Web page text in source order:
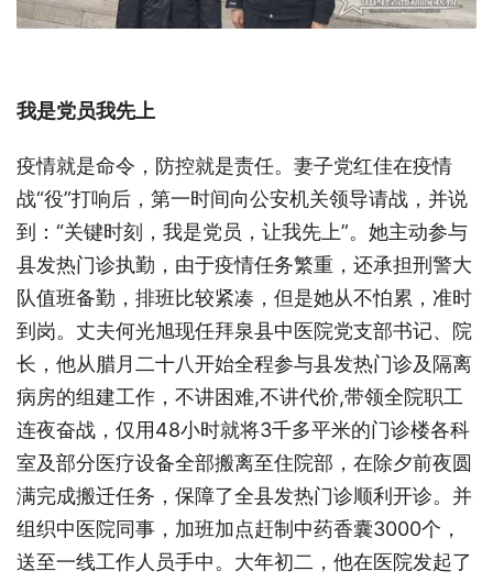
我是党员我先上
疫情就是命令，防控就是责任。妻子党红佳在疫情
战“役”打响后，第一时间向公安机关领导请战，并说
到：“关键时刻，我是党员，让我先上”。她主动参与
县发热门诊执勤，由于疫情任务繁重，还承担刑警大
队值班备勤，排班比较紧凑，但是她从不怕累，准时
到岗。丈夫何光旭现任拜泉县中医院党支部书记、院
长，他从腊月二十八开始全程参与县发热门诊及隔离
病房的组建工作，不讲困难,不讲代价,带领全院职工
连夜奋战，仅用48小时就将3千多平米的门诊楼各科
室及部分医疗设备全部搬离至住院部，在除夕前夜圆
满完成搬迁任务，保障了全县发热门诊顺利开诊。并
组织中医院同事，加班加点赶制中药香囊3000个，
送至一线工作人员手中。大年初二，他在医院发起了